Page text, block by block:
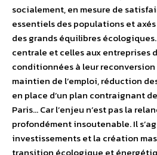
socialement, en mesure de
essentiels des populations et
des grands équilibres
centrale et celles aux entreprises
conditionnées à leur
maintien de l’emploi, réduction
en place d’un plan contraignant
Paris… Car l’enjeu n’est pas la
profondément insoutenable. Il
investissements et la création